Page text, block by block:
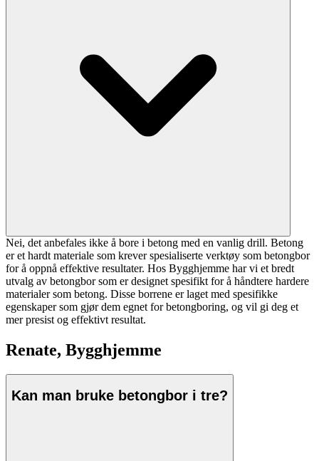
Nei, det anbefales ikke å bore i betong med en vanlig drill. Betong
er et hardt materiale som krever spesialiserte verktøy som betongbor
for å oppnå effektive resultater. Hos Bygghjemme har vi et bredt
utvalg av betongbor som er designet spesifikt for å håndtere hardere
materialer som betong. Disse borrene er laget med spesifikke
egenskaper som gjør dem egnet for betongboring, og vil gi deg et
mer presist og effektivt resultat.
Renate, Bygghjemme
Kan man bruke betongbor i tre?